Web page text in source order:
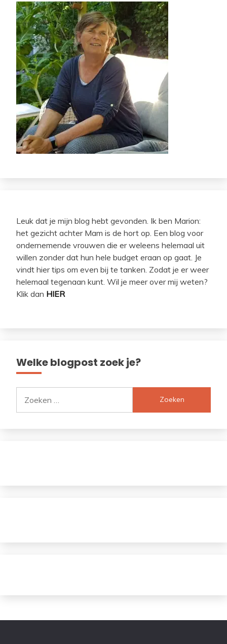
Leuk dat je mijn blog hebt gevonden. Ik ben Marion:
het gezicht achter Mam is de hort op. Een blog voor
ondernemende vrouwen die er weleens helemaal uit
willen zonder dat hun hele budget eraan op gaat. Je
vindt hier tips om even bij te tanken. Zodat je er weer
helemaal tegenaan kunt. Wil je meer over mij weten?
Klik dan HIER
Welke blogpost zoek je?
naar: